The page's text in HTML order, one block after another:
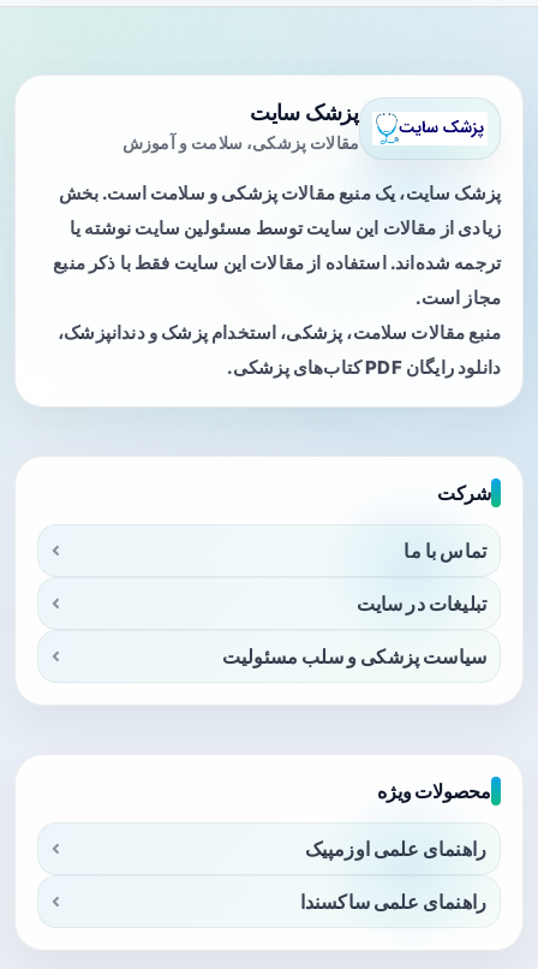
پزشک سایت
مقالات پزشکی، سلامت و آموزش
پزشک سایت، یک منبع مقالات پزشکی و سلامت است. بخش
زیادی از مقالات این سایت توسط مسئولین سایت نوشته یا
ترجمه شده‌اند. استفاده از مقالات این سایت فقط با ذکر منبع
مجاز است.
منبع مقالات سلامت، پزشکی، استخدام پزشک و دندانپزشک،
دانلود رایگان PDF کتاب‌های پزشکی.
شرکت
تماس با ما
تبلیغات در سایت
سیاست پزشکی و سلب مسئولیت
محصولات ویژه
راهنمای علمی اوزمپیک
راهنمای علمی ساکسندا